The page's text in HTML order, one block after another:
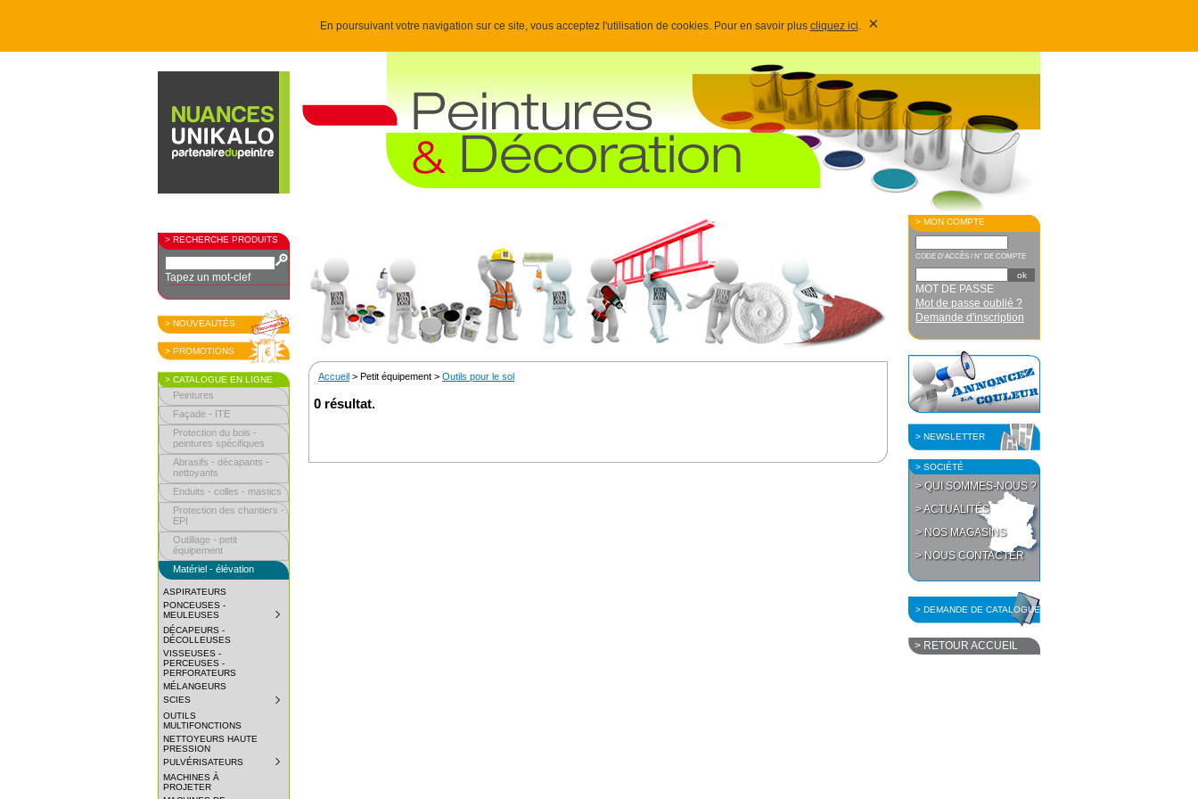
En poursuivant votre navigation sur ce site, vous acceptez l'utilisation de cookies. Pour en savoir plus cliquez ici. ×
> RECHERCHE PRODUITS
Tapez un mot-clef
> NOUVEAUTÉS
> PROMOTIONS
> CATALOGUE EN LIGNE
Peintures
Façade - ITE
Protection du bois -
peintures spécifiques
Abrasifs - décapants -
nettoyants
Enduits - colles - mastics
Protection des chantiers -
EPI
Outillage - petit
équipement
Matériel - élévation
ASPIRATEURS
PONCEUSES -
MEULEUSES
DÉCAPEURS -
DÉCOLLEUSES
VISSEUSES -
PERCEUSES -
PERFORATEURS
MÉLANGEURS
SCIES
OUTILS
MULTIFONCTIONS
NETTOYEURS HAUTE
PRESSION
PULVÉRISATEURS
MACHINES À
PROJETER
Accueil > Petit équipement > Outils pour le sol
0 résultat.
> MON COMPTE
CODE D'ACCÈS / N° DE COMPTE
MOT DE PASSE
Mot de passe oublié ?
Demande d'inscription
> NEWSLETTER
> SOCIÉTÉ
> QUI SOMMES-NOUS ?
> ACTUALITÉS
> NOS MAGASINS
> NOUS CONTACTER
> DEMANDE DE CATALOGUE
> RETOUR ACCUEIL